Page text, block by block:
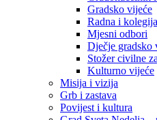
Gradsko vijeće
Radna i
Mjesni odbori
Dječje gradsko
Stožer civilne
Kulturno vijeće
Misija i vizija
Grb i zastava
Povijest i kultura